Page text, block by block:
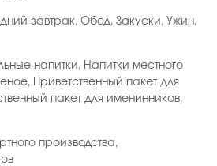
завтрак, Обед, Закуски, Ужин,
напитки, Напитки местного
Приветственный пакет для
пакет для именинников,
производства,